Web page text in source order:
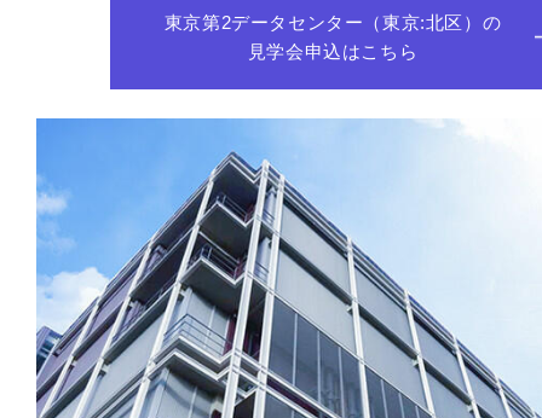
東京第2データセンター（東京:北区）の
見学会申込はこちら